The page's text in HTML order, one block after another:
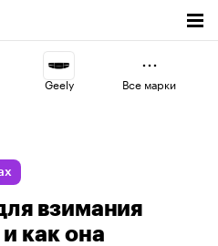
Geely
Changan
Все марки
взимания
как она